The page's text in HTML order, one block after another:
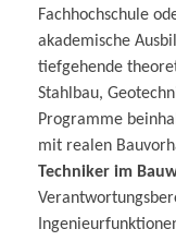
Fachhochschule
akademische
tiefgehende
Stahlbau,
Programme
mit realen
Techniker im